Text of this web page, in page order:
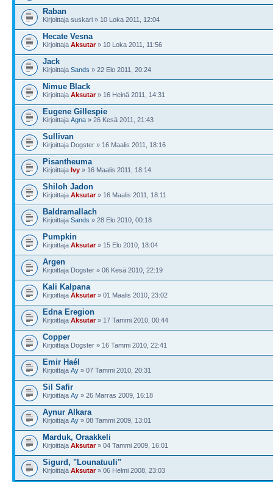
Raban
Kirjoittaja suskari » 10 Loka 2011, 12:04
Hecate Vesna
Kirjoittaja Aksutar» 10 Loka 2011, 11:56
Jack
Kirjoittaja Sands » 22 Elo 2011, 20:24
Nimue Black
Kirjoittaja Aksutar» 16 Heinä 2011, 14:31
Eugene Gillespie
Kirjoittaja Agna » 26 Kesä 2011, 21:43
Sullivan
Kirjoittaja Dogster » 16 Maalis 2011, 18:16
Pisantheuma
Kirjoittaja Ivy » 16 Maalis 2011, 18:14
Shiloh Jadon
Kirjoittaja Aksutar» 16 Maalis 2011, 18:11
Baldramallach
Kirjoittaja Sands » 28 Elo 2010, 00:18
Pumpkin
Kirjoittaja Aksutar» 15 Elo 2010, 18:04
Argen
Kirjoittaja Dogster » 06 Kesä 2010, 22:19
Kali Kalpana
Kirjoittaja Aksutar» 01 Maalis 2010, 23:02
Edna Eregion
Kirjoittaja Aksutar» 17 Tammi 2010, 00:44
Copper
Kirjoittaja Dogster » 16 Tammi 2010, 22:41
Emir Haél
Kirjoittaja Ay » 07 Tammi 2010, 20:31
Sil Safir
Kirjoittaja Ay » 26 Marras 2009, 16:18
Aynur Alkara
Kirjoittaja Ay » 08 Tammi 2009, 13:01
Marduk, Oraakkeli
Kirjoittaja Aksutar» 04 Tammi 2009, 16:01
Sigurd, "Lounatuuli"
Kirjoittaja Aksutar» 06 Helmi 2008, 23:03